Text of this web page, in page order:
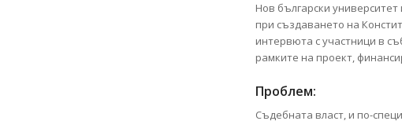
Нов български
при създаването на
интервюта с участници в
рамките на проект,
Проблем:
Съдебната власт, и по-